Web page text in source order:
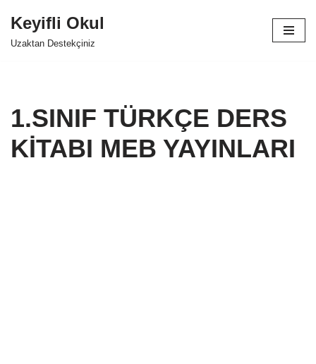
İçeriğe
Keyifli Okul
Uzaktan Destekçiniz
1.SINIF TÜRKÇE DERS
KİTABI MEB YAYINLARI